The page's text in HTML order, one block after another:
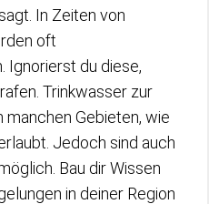
In Zeiten von
oft
Ignorierst du diese,
Trinkwasser zur
Gebieten, wie
Jedoch sind auch
Bau dir Wissen
in deiner Region